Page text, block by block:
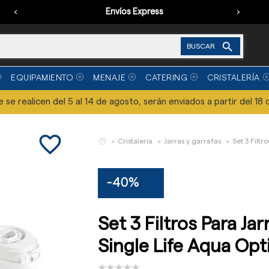
Envíos Express
‹ ›
BUSCAR 
EQUIPAMIENTO MENAJE CATERING CRISTALERÍA
se realicen del 5 al 14 de agosto, serán enviados a partir del
favorite_border Cristalería Jarras y garrafas Set 3
-40%
Set 3 Filtros Para
Single Life Aqua